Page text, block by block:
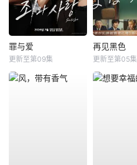
罪与爱
更新至第09集
再见黑色
更新至第05集